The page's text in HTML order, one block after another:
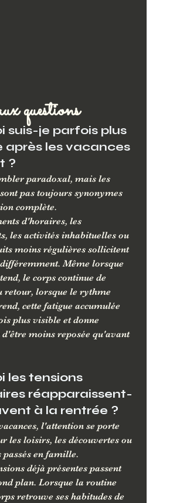
questions
suis-je parfois plus
après les vacances
?
paradoxal, mais les
pas toujours synonymes
complète.
d'horaires, les
les activités inhabituelles ou
moins régulières sollicitent
Même lorsque
le corps continue de
retour, lorsque le rythme
cette fatigue accumulée
plus visible et donne
moins reposée qu'avant
les tensions
réapparaissent-
à la rentrée ?
l'attention se porte
les loisirs, les découvertes ou
passés en famille.
déjà présentes passent
plan. Lorsque la routine
retrouve ses habitudes de